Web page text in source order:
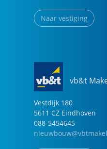
Naar vestiging
vb&t
Vestdijk 180
5611 CZ Eindhoven
088-5454645